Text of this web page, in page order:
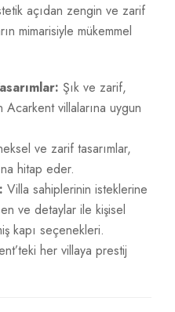
açıdan zengin ve zarif
mimarisiyle mükemmel
Şık ve zarif,
villalarına uygun
ve zarif tasarımlar,
hitap eder.
Villa sahiplerinin isteklerine
ve detaylar ile kişisel
kapı seçenekleri.
her villaya prestij